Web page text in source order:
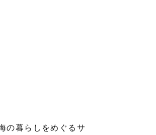
の暮らしをめぐるサ